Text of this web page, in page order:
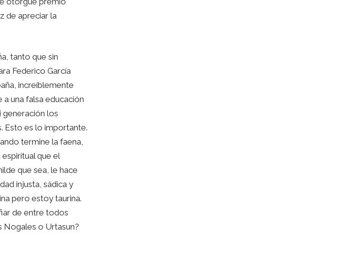
de apreciar la
tanto que sin
Federico García
increíblemente
una falsa educación
generación los
Esto es lo importante.
termine la faena,
que el
que sea, le hace
injusta, sádica y
pero estoy taurina.
de entre todos
Nogales o Urtasun?